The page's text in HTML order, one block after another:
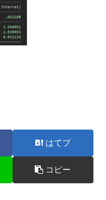
はてブ
コピー